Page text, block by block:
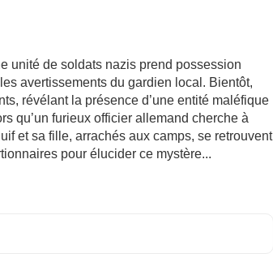
unité de soldats nazis prend possession
avertissements du gardien local. Bientôt,
révélant la présence d’une entité maléfique
qu’un furieux officier allemand cherche à
et sa fille, arrachés aux camps, se retrouvent
pour élucider ce mystère...